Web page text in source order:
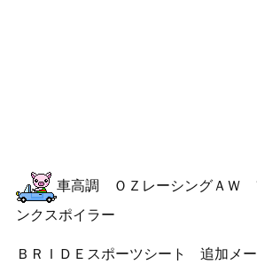
車高調 ＯＺレーシングＡＷ
ンクスポイラー
ＢＲＩＤＥスポーツシート 追加メー